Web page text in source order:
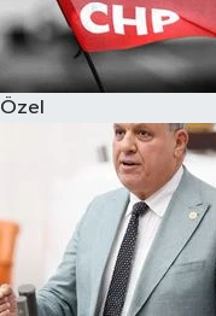
Özel
Gündem
Magazin
Özel
Resmi İlanlar